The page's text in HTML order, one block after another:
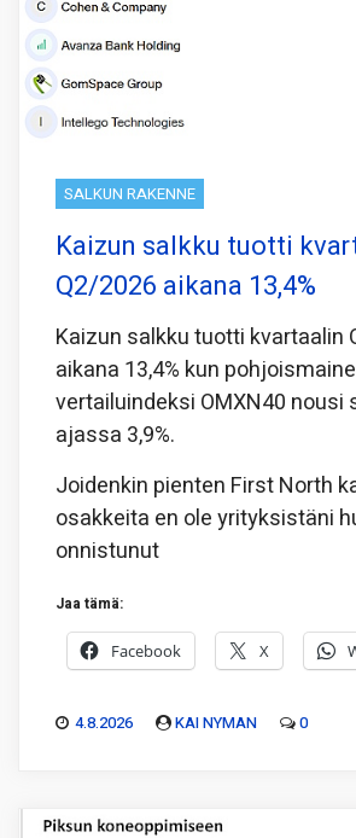
SALKUN RAKENNE
Kaizun salkku tuotti
Q2/2026 aikana 13,4%
Kaizun salkku tuotti kvartaalin
aikana 13,4% kun
vertailuindeksi OMXN40 nousi
ajassa 3,9%.
Joidenkin pienten First North
osakkeita en ole yrityksistäni
onnistunut
Jaa tämä:
Facebook X
4.8.2026 KAI NYMAN 0